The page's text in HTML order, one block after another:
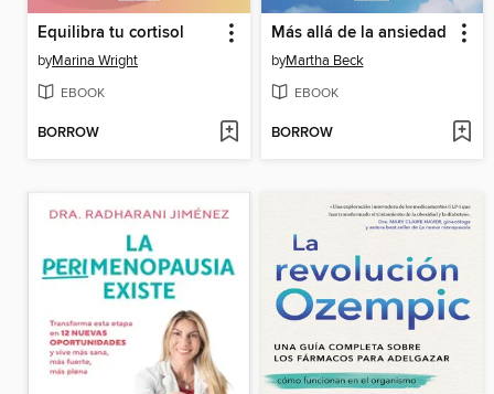
Equilibra tu cortisol
byMarina Wright
EBOOK
BORROW
Más allá de la ansiedad
byMartha Beck
EBOOK
BORROW